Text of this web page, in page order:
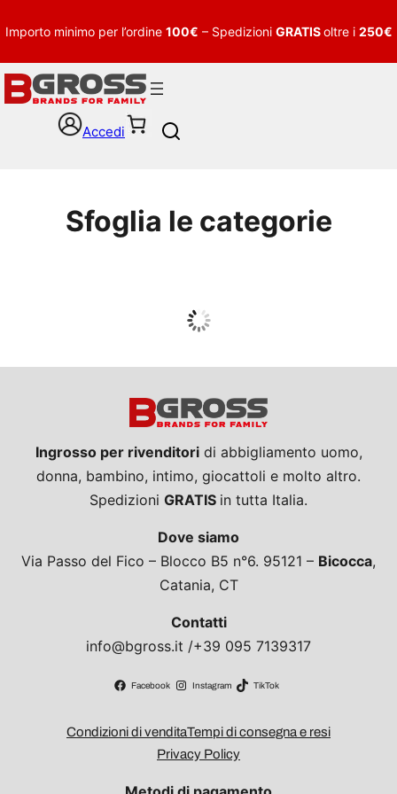
Importo minimo per l’ordine 100€ – Spedizioni GRATISoltre i 250€
Accedi
h
Sfoglia le categorie
Guarda tutto
Ingrosso per rivenditoridi abbigliamento uomo,
donna, bambino, intimo, giocattoli e molto altro.
Spedizioni GRATIS in tutta Italia.
Dove siamo
Via Passo del Fico – Blocco B5 n°6. 95121 – Bicocca,
Catania, CT
Contatti
info@bgross.it /+39 095 7139317
Facebook Instagram TikTok
Condizioni di venditaTempi di consegna e resi
Privacy Policy